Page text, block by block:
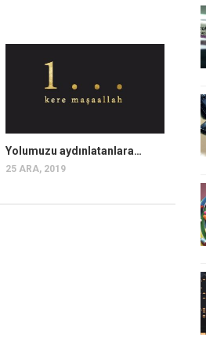
Yolumuzu aydınlatanlara…
25 ARA, 2019